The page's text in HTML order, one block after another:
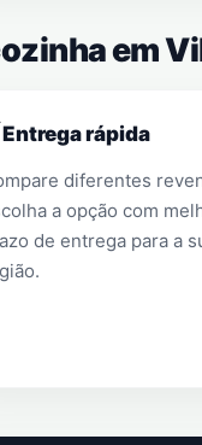
em
Entrega rápida
diferentes
a opção com
de entrega para a